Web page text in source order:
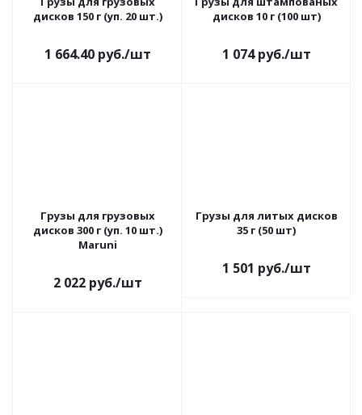
дисков 150 г (уп. 20 шт.)
1 664.40руб./шт
дисков 10 г (100 шт)
1 074руб./шт
Грузы для грузовых
дисков 300 г (уп. 10 шт.)
Maruni
2 022руб./шт
Грузы для литых дисков
35 г (50 шт)
1 501 руб./шт